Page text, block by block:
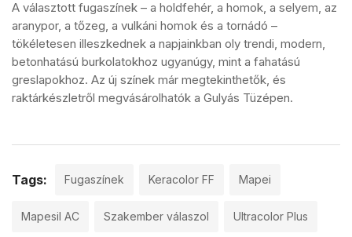
A választott fugaszínek – a holdfehér, a homok, a selyem, az
aranypor, a tőzeg, a vulkáni homok és a tornádó –
tökéletesen illeszkednek a napjainkban oly trendi, modern,
betonhatású burkolatokhoz ugyanúgy, mint a fahatású
greslapokhoz. Az új színek már megtekinthetők, és
raktárkészletről megvásárolhatók a Gulyás Tüzépen.
Tags: Fugaszínek Keracolor FF Mapei
Mapesil AC Szakember válaszol Ultracolor Plus